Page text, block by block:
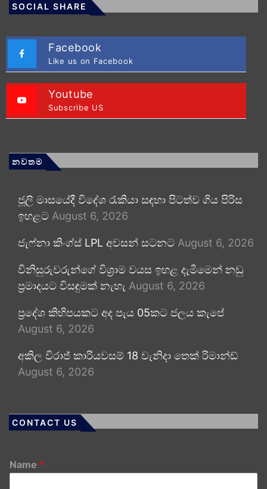
SOCIAL SHARE
Facebook
Like us on Facebook
Youtube
Subscribe US
නවතම
ජූලි මාසයේදී විදේශ රැකියා සඳහා පිටත්ව ගිය පිරිස
ඉහළට August 6, 2026
ජැෆ්නා කිංග්ස් LPL අවසන් සටනට August 6, 2026
විනිසුරුවරුන්ගේ විශ්‍රාම වයස ඉහළ දැමීමෙන් නඩු
ප්‍රමාදයට විසඳුමක් නැහැ August 6, 2026
ප්‍රදේශ කිහිපයකට අද පැය 05කට ජලය කැපේ
August 6, 2026
අකිල විරාජ් කාරියවසම් 18 වැනිදා තෙක් රිමාන්ඩ්
August 6, 2026
CONTACT US
Name *